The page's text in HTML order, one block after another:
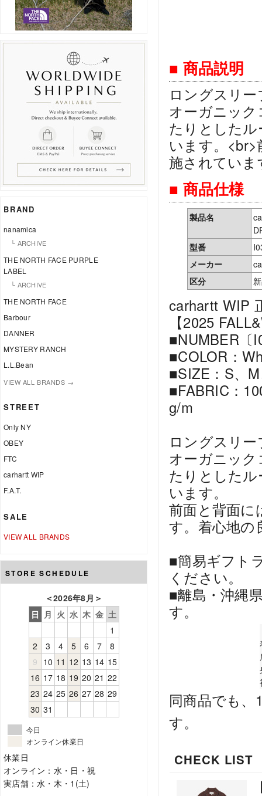
BRAND
nanamica
└ ARCHIVE
THE NORTH FACE PURPLE
LABEL
└ ARCHIVE
THE NORTH FACE
Barbour
DANNER
MYSTERY RANCH
L.L.Bean
VIEW ALL BRANDS →
STREET
Only NY
OBEY
FTC
carhartt WIP
F.A.T.
SALE
VIEW ALL BRANDS
STORE SCHEDULE
＜2026年8月 ＞
日 月 火 水 木 金 土
1
2
3 4 5 6 7
8
9 10 11 12 13 14 15
16 17 18 19 20 21 22
23 24 25 26 27 28 29
30 31
今日
オンライン休業日
休業日
オンライン：水・日・祝
実店舗：水・木・1(土)
■ 商品説明
ロングスリ
オーガニッ
たりとした
います。
施されていま
■ 商品仕様
製品名
型番
メーカー
区分
carhartt WIP
【2025
■NUMBER〔
■COLOR：
■SIZE：S、
■FABRIC：
g/m
ロングスリ
オーガニッ
たりとした
います。
前面と背面
す。着心地の
■簡易ギフト
ください。
■離島・沖縄
す。
同商品でも
す。
CHECK LIST